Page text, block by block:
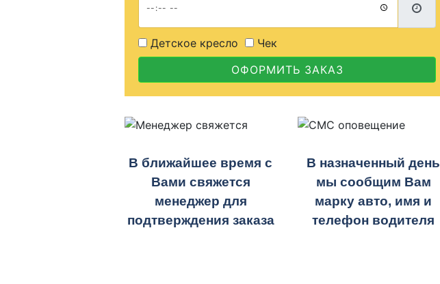
Детское кресло
Чек
ОФОРМИТЬ ЗАКАЗ
В ближайшее время с
Вами свяжется
менеджер для
подтверждения заказа
В назначенный день
мы сообщим Вам
марку авто, имя и
телефон водителя